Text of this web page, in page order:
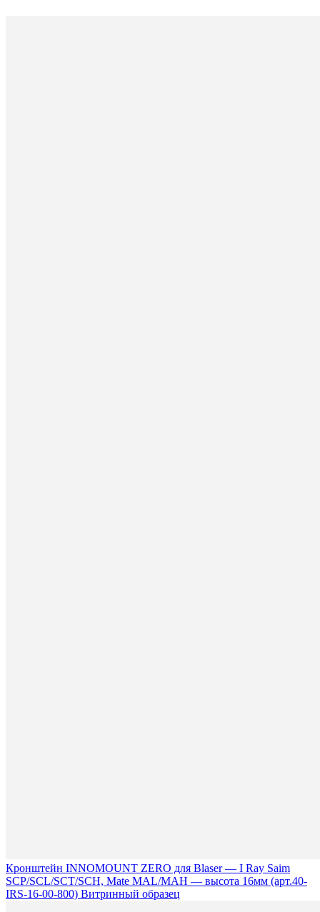
Кронштейн INNOMOUNT ZERO для Blaser — I Ray Saim
SCP/SCL/SCT/SCH, Mate MAL/MAH — высота 16мм (арт.40-
IRS-16-00-800) Витринный образец